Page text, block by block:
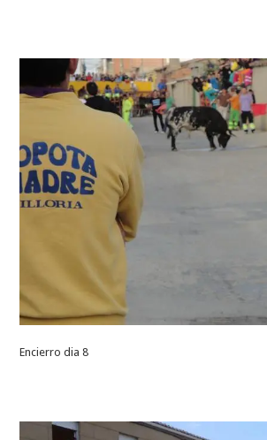
Encierro dia 8